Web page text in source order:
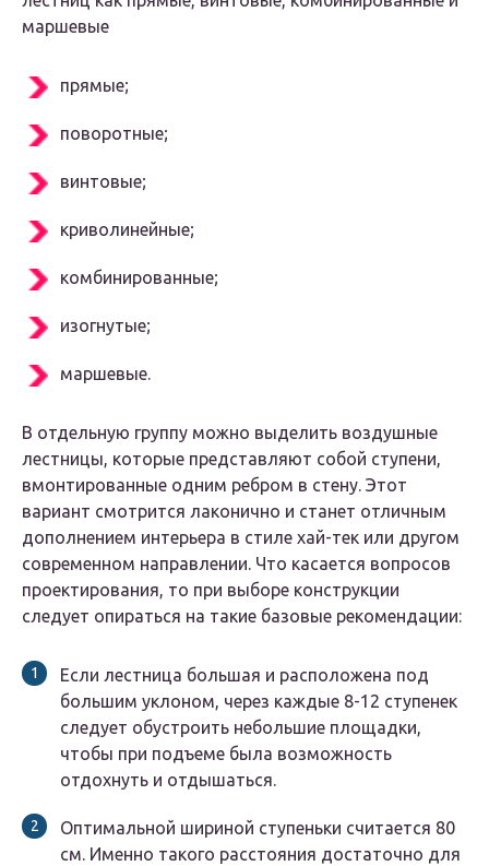
маршевые
прямые;
поворотные;
винтовые;
криволинейные;
комбинированные;
изогнутые;
маршевые.
В отдельную группу можно выделить воздушные
лестницы, которые представляют собой ступени,
вмонтированные одним ребром в стену. Этот
вариант смотрится лаконично и станет отличным
дополнением интерьера в стиле хай-тек или другом
современном направлении. Что касается вопросов
проектирования, то при выборе конструкции
следует опираться на такие базовые рекомендации:
Если лестница большая и расположена под
большим уклоном, через каждые 8-12 ступенек
следует обустроить небольшие площадки,
чтобы при подъеме была возможность
отдохнуть и отдышаться.
Оптимальной шириной ступеньки считается 80
см. Именно такого расстояния достаточно для